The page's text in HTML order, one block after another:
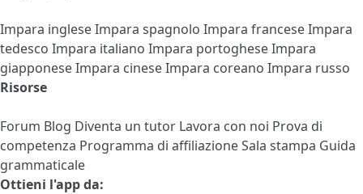
Impara ingleseImpara spagnolo Impara franceseImpara
tedesco Impara italiano Impara portogheseImpara
giapponeseImpara cineseImpara coreano Impara russo
Risorse
Forum Blog Diventa un tutor Lavora con noi Prova di
competenza Programma di affiliazioneSala stampa Guida
grammaticale
Ottieni l'app da: